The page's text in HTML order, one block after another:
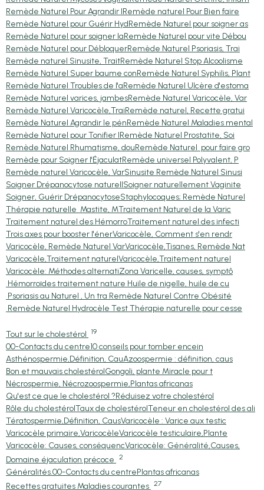
Remède Naturel Pour Agrandir lRemède naturel Pour Bien faire
Remède Naturel pour Guérir HydRemède Naturel pour soigner as
Remède Naturel pour soigner laRemède Naturel pour vite Débou
Remède Naturel pour DébloquerRemède Naturel Psoriasis, Trai
Remède naturel Sinusite, TraitRemède Naturel Stop Alcoolisme
Remède Naturel Super baume conRemède Naturel Syphilis, Plant
Remède Naturel Troubles de l'aRemède Naturel Ulcère d'estoma
Remède Naturel varices, jambesRemède Naturel Varicocèle, Var
Remède Naturel Varicocèle,TraiRemède naturel, Recette gratui
Remède Naturel Agrandir le pénRemède Naturel Maladies mental
Remède Naturel pour Tonifier lRemède Naturel Prostatite, Soi
Remède Naturel Rhumatisme, douRemède Naturel pour faire gro
Remède pour Soigner l'ÉjaculatRemède universel Polyvalent, P
Remède naturel Varicocèle, VarSinusite Remède Naturel Sinusi
Soigner Drépanocytose naturellSoigner naturellement Vaginite
Soigner, Guérir DrépanocytoseStaphylocoques; Remède Naturel
Thérapie naturelle Mastite, MTraitement Naturel de la Varic
Traitement naturel des HémorroTraitement naturel des infecti
Trois axes pour booster l'énerVaricocèle, Comment s'en rendr
Varicocèle, Remède Naturel VarVaricocèle,Tisanes, Remède Nat
Varicocèle,Traitement naturelVaricocèle,Traitement naturel
Varicocèle: Méthodes alternatiZona Varicelle, causes, symptô
Hémorroïdes traitement nature Huile de nigelle, huile de cu
Psoriasis au Naturel , Un tra Remède Naturel Contre Obésité
Remède Naturel Hydrocèle TestThérapie naturelle pour cesse
Tout sur le cholestérol 19
00-Contacts du centre10 conseils pour tomber encein
Asthénospermie,Définition, CauAzoospermie : définition, caus
Bon et mauvais cholestérolGongoli, plante Miracle pour t
Nécrospermie, Nécrozoospermie,Plantas africanas
Qu'est ce que le cholestérol ?Réduisez votre cholestérol
Rôle du cholestérolTaux de cholestérolTeneur en cholestérol des ali
Tératospermie,Définition, CausVaricocèle : Varice aux testic
Varicocèle primaire,VaricocèleVaricocèle testiculaire,Plante
Varicocèle: Causes, conséquencVaricocèle: Généralité,Causes,
Domaine éjaculation précoce
2
Généralités.00-Contacts du centrePlantas africanas
Recettes gratuites Maladies courantes 27